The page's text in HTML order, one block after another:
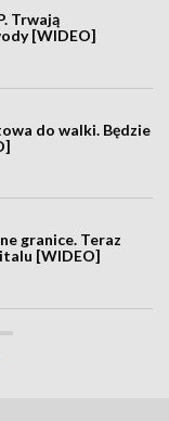
Trwają
[WIDEO]
do walki. Będzie
granice. Teraz
[WIDEO]